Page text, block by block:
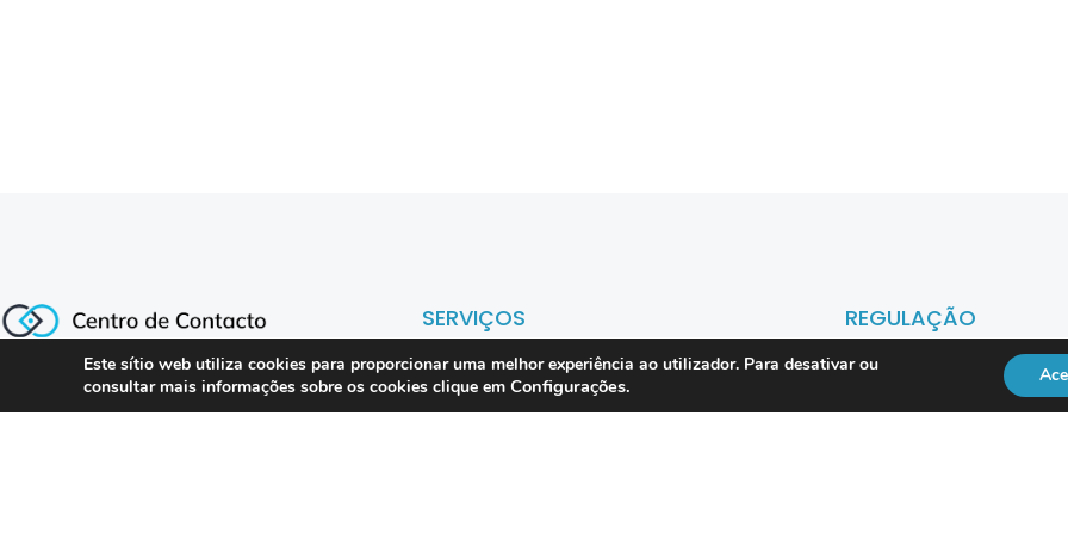
Especialistas em conformidade
SERVIÇOS
Compliance Officer
REGULAÇÃO
Este sítio web utiliza cookies para proporcionar uma melhor experiência ao utilizador. Para desativar ou
consultar mais informações sobre os cookies clique em Configurações.